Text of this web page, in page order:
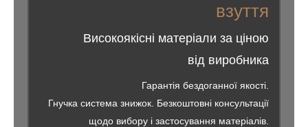
взуття
Високоякісні матеріали за ціною
від виробника
Гарантія бездоганної якості.
Гнучка система знижок. Безкоштовні консультації
щодо вибору і застосування матеріалів.